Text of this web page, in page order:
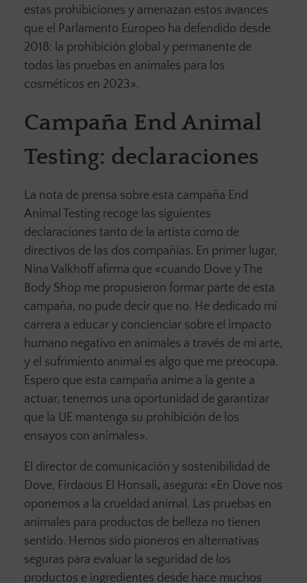
estas prohibiciones y amenazan estos avances
que el Parlamento Europeo ha defendido desde
2018: la prohibición global y permanente de
todas las pruebas en animales para los
cosméticos en 2023».
Campaña End Animal
Testing: declaraciones
La nota de prensa sobre esta campaña End
Animal Testing recoge las siguientes
declaraciones tanto de la artista como de
directivos de las dos compañías. En primer lugar,
Nina Valkhoff afirma que «cuando Dove y The
Body Shop me propusieron formar parte de esta
campaña, no pude decir que no. He dedicado mi
carrera a educar y concienciar sobre el impacto
humano negativo en animales a través de mi arte,
y el sufrimiento animal es algo que me preocupa.
Espero que esta campaña anime a la gente a
actuar, tenemos una oportunidad de garantizar
que la UE mantenga su prohibición de los
ensayos con animales».
El director de comunicación y sostenibilidad de
Dove, Firdaous El Honsali, asegura: «En Dove nos
oponemos a la crueldad animal. Las pruebas en
animales para productos de belleza no tienen
sentido. Hemos sido pioneros en alternativas
seguras para evaluar la seguridad de los
productos e ingredientes desde hace muchos